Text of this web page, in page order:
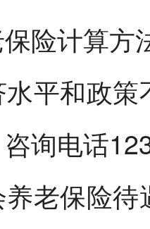
险计算方
平和政
询电话
老保险